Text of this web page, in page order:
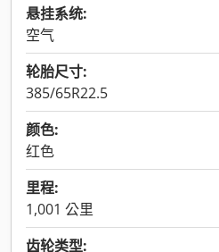
悬挂系统:
空气
轮胎尺寸:
385/65R22.5
颜色:
红色
里程:
1,001 公里
齿轮类型: